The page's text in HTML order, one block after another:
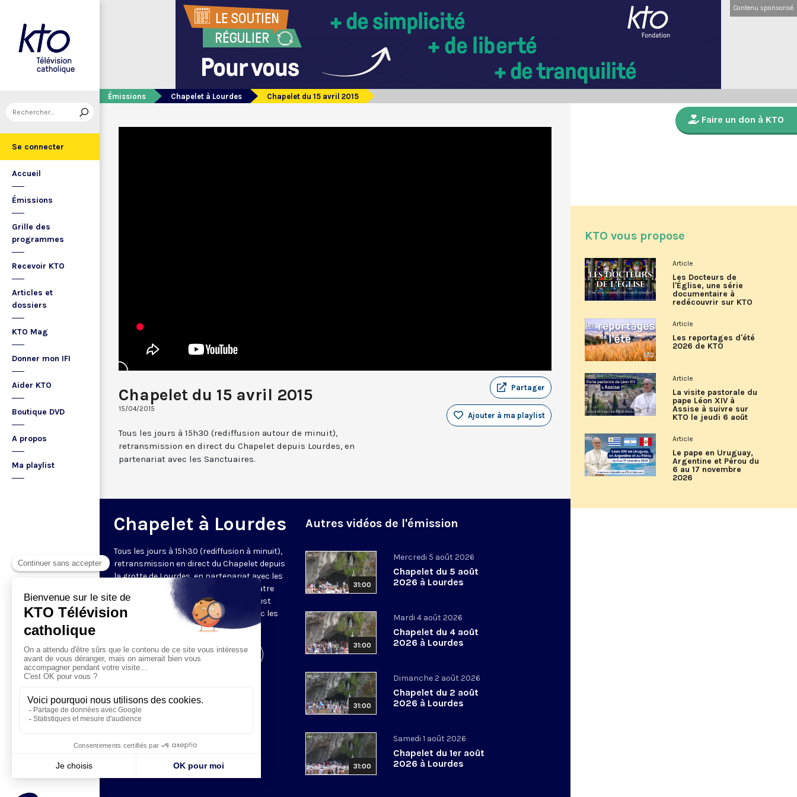
Se connecter
Accueil
Émissions
Grille des
programmes
Recevoir KTO
Articles et
dossiers
KTO Mag
Donner mon IFI
Aider KTO
Boutique DVD
A propos
Ma playlist
Contenu sponsorisé
Émissions Chapelet à Lourdes Chapelet du 15 avril 2015
Chapelet du 15 avril 2015
15/04/2015
Partager
Ajouter à ma playlist
Tous les jours à 15h30 (rediffusion autour de minuit),
retransmission en direct du Chapelet depuis Lourdes, en
partenariat avec les Sanctuaires.
Chapelet à Lourdes
Tous les jours à 15h30 (rediffusion à minuit),
retransmission en direct du Chapelet depuis
la grotte de Lourdes, en partenariat avec les
Sanctuaires. Chaque jour, l'une des quatre
méditations des mystères du Rosaire est
proposée en communion de prière avec les
Visiter la page de l'émission
Autres vidéos de l'émission
31:00
Mercredi 5 août 2026
Chapelet du 5 août
2026 à Lourdes
31:00
Mardi 4 août 2026
Chapelet du 4 août
2026 à Lourdes
31:00
Dimanche 2 août 2026
Chapelet du 2 août
2026 à Lourdes
31:00
Samedi 1 août 2026
Chapelet du 1er août
2026 à Lourdes
Faire un don à KTO
KTO vous propose
Article
Les Docteurs de
l'Église, une série
documentaire à
redécouvrir sur KTO
Article
Les reportages d'été
2026 de KTO
Article
La visite pastorale du
pape Léon XIV à
Assise à suivre sur
KTO le jeudi 6 août
Article
Le pape en Uruguay,
Argentine et Pérou du
6 au 17 novembre
2026